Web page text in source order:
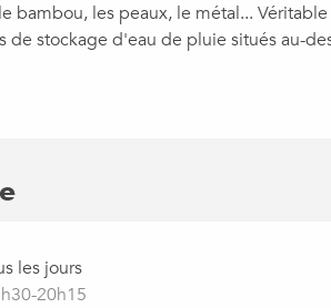
bambou, les peaux, le métal...
de stockage d'eau de pluie situés au-
les jours
20h15